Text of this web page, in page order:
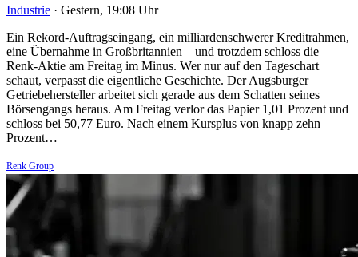
Industrie · Gestern, 19:08 Uhr
Ein Rekord-Auftragseingang, ein milliardenschwerer Kreditrahmen,
eine Übernahme in Großbritannien – und trotzdem schloss die
Renk-Aktie am Freitag im Minus. Wer nur auf den Tageschart
schaut, verpasst die eigentliche Geschichte. Der Augsburger
Getriebehersteller arbeitet sich gerade aus dem Schatten seines
Börsengangs heraus. Am Freitag verlor das Papier 1,01 Prozent und
schloss bei 50,77 Euro. Nach einem Kursplus von knapp zehn
Prozent…
Renk Group